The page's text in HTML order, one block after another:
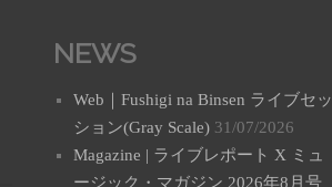
NEWS
Web｜Fushigi na Binsen ライブセッ
ション(Gray Scale) 31/07/2026
Magazine | ライブレポート X ミュ
ージック・マガジン 2026年8月号